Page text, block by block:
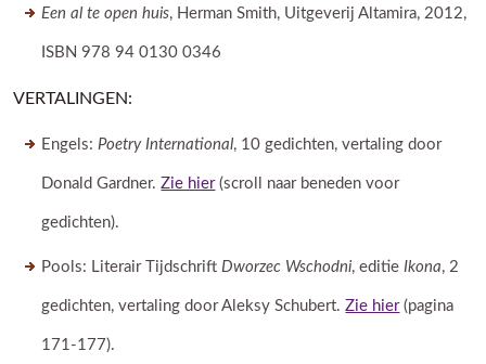
Een al te open huis, Herman Smith, Uitgeverij Altamira, 2012,
ISBN 978 94 0130 0346
VERTALINGEN:
Engels:Poetry International, 10 gedichten, vertaling door
Donald Gardner.Zie hier(scroll naar beneden voor
gedichten).
Pools: Literair TijdschriftDworzec Wschodni, editieIkona, 2
gedichten, vertaling door Aleksy Schubert.Zie hier(pagina
171-177).